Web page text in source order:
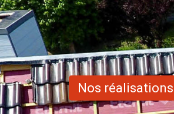
Nos réalisations